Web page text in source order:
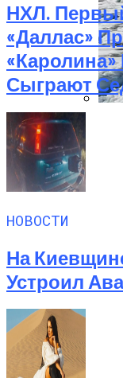
НХЛ.
«Даллас»
Сыграют
НОВОСТИ
На
Устроил